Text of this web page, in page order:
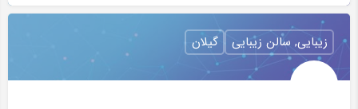
زیبایی, سالن زیبایی گیلان